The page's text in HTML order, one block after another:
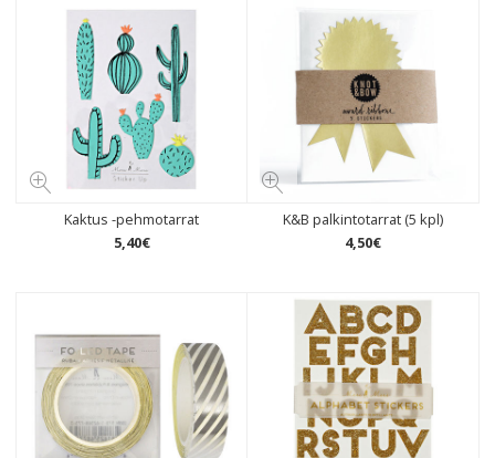
Kaktus -pehmotarrat
5,40€
K&B palkintotarrat (5 kpl)
4,50€